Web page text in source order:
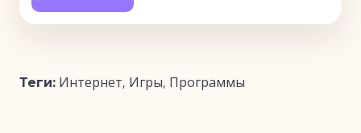
Теги: Интернет, Игры, Программы